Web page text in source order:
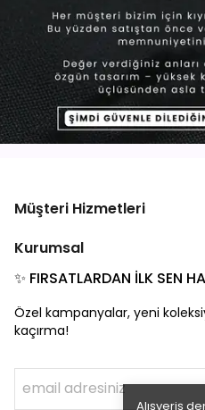
Alışveriş
Müşteri Hizmetleri
Kurumsal
✨ FIRSATLARDAN İLK SEN
Özel kampanyalar, yeni
kaçırma!